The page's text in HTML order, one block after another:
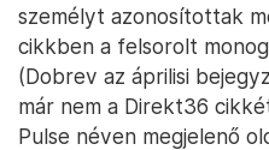
személyt azonosítottak
cikkben a felsorolt
(Dobrev az áprilisi
már nem a Direkt36
Pulse néven megjelenő